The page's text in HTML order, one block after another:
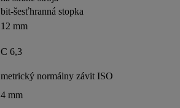
bit-šesťhranná stopka
12 mm
C 6,3
metrický normálny závit ISO
4 mm